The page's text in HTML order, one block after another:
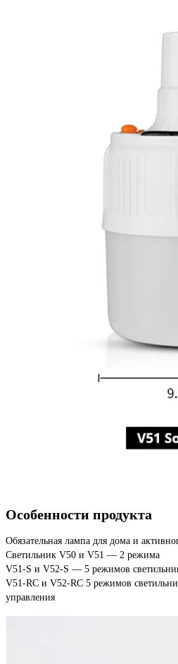
Особенности продукта
Обязательная лампа для дома и
Светильник V50 и V51 — 2 режима
V51-S и V52-S — 5 режимов
V51-RC и V52-RC 5 режимов
управления